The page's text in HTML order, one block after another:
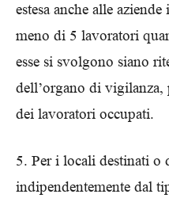
estesa anche alle
meno di 5 lavoratori
esse si svolgono siano
dell’organo di
dei lavoratori occupati.
5. Per i locali destinati o
indipendentemente dal